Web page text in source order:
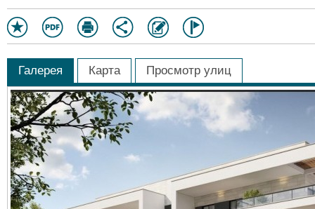
Галерея Карта Просмотр улиц